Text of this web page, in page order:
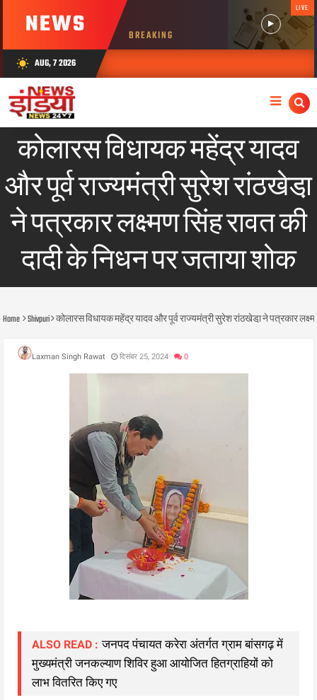
NEWS BREAKING
LIVE
wb_sunny AUG, 7 2026
कोलारस विधायक महेंद्र यादव
और पूर्व राज्यमंत्री सुरेश रांठखेडा़
ने पत्रकार लक्ष्मण सिंह रावत की
दादी के निधन पर जताया शोक
Home Shivpuri कोलारस विधायक महेंद्र यादव और पूर्व राज्यमंत्री सुरेश रांठखेडा़ ने पत्रकार
Laxman Singh Rawat दिसंबर 25, 2024 0
ALSO READ : जनपद पंचायत करेरा अंतर्गत ग्राम बांसगढ़ में
मुख्यमंत्री जनकल्याण शिविर हुआ आयोजित हितग्राहियों को
लाभ वितरित किए गए